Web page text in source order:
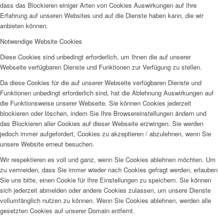
dass das Blockieren einiger Arten von Cookies Auswirkungen auf Ihre
Erfahrung auf unseren Websites und auf die Dienste haben kann, die wir
anbieten können.
Notwendige Website Cookies
Diese Cookies sind unbedingt erforderlich, um Ihnen die auf unserer
Webseite verfügbaren Dienste und Funktionen zur Verfügung zu stellen.
Da diese Cookies für die auf unserer Webseite verfügbaren Dienste und
Funktionen unbedingt erforderlich sind, hat die Ablehnung Auswirkungen auf
die Funktionsweise unserer Webseite. Sie können Cookies jederzeit
blockieren oder löschen, indem Sie Ihre Browsereinstellungen ändern und
das Blockieren aller Cookies auf dieser Webseite erzwingen. Sie werden
jedoch immer aufgefordert, Cookies zu akzeptieren / abzulehnen, wenn Sie
unsere Website erneut besuchen.
Wir respektieren es voll und ganz, wenn Sie Cookies ablehnen möchten. Um
zu vermeiden, dass Sie immer wieder nach Cookies gefragt werden, erlauben
Sie uns bitte, einen Cookie für Ihre Einstellungen zu speichern. Sie können
sich jederzeit abmelden oder andere Cookies zulassen, um unsere Dienste
vollumfänglich nutzen zu können. Wenn Sie Cookies ablehnen, werden alle
gesetzten Cookies auf unserer Domain entfernt.